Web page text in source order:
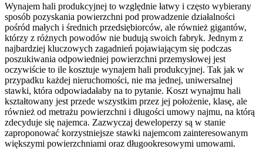
Wynajem hali produkcyjnej to względnie łatwy i często wybierany
sposób pozyskania powierzchni pod prowadzenie działalności
pośród małych i średnich przedsiębiorców, ale również gigantów,
którzy z różnych powodów nie budują swoich fabryk. Jednym z
najbardziej kluczowych zagadnień pojawiającym się podczas
poszukiwania odpowiedniej powierzchni przemysłowej jest
oczywiście to ile kosztuje wynajem hali produkcyjnej. Tak jak w
przypadku każdej nieruchomości, nie ma jednej, uniwersalnej
stawki, która odpowiadałaby na to pytanie. Koszt wynajmu hali
kształtowany jest przede wszystkim przez jej położenie, klasę, ale
również od metrażu powierzchni i długości umowy najmu, na którą
zdecyduje się najemca. Zazwyczaj deweloperzy są w stanie
zaproponować korzystniejsze stawki najemcom zainteresowanym
większymi powierzchniami oraz długookresowymi umowami.